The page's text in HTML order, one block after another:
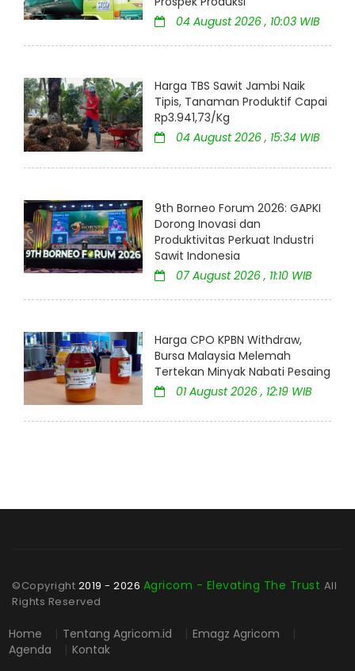
04 August 2026 , 10:03 WIB
Harga TBS Sawit Jambi Naik
Tipis, Tanaman Produktif Capai
Rp3.941,73/Kg
04 August 2026 , 15:34 WIB
9th Borneo Forum 2026: GAPKI
Dorong Inovasi dan
Produktivitas Perkuat Industri
Sawit Indonesia
07 August 2026 , 11:10 WIB
Harga CPO KPBN Withdraw,
Bursa Malaysia Melemah
Tertekan Minyak Nabati Pesaing
01 August 2026 , 12:19 WIB
©Copyright 2019 - 2026 Agricom - Elevating The Trust All
Rights Reserved
Home | Tentang Agricom.id | Emagz Agricom |
Agenda
| Kontak